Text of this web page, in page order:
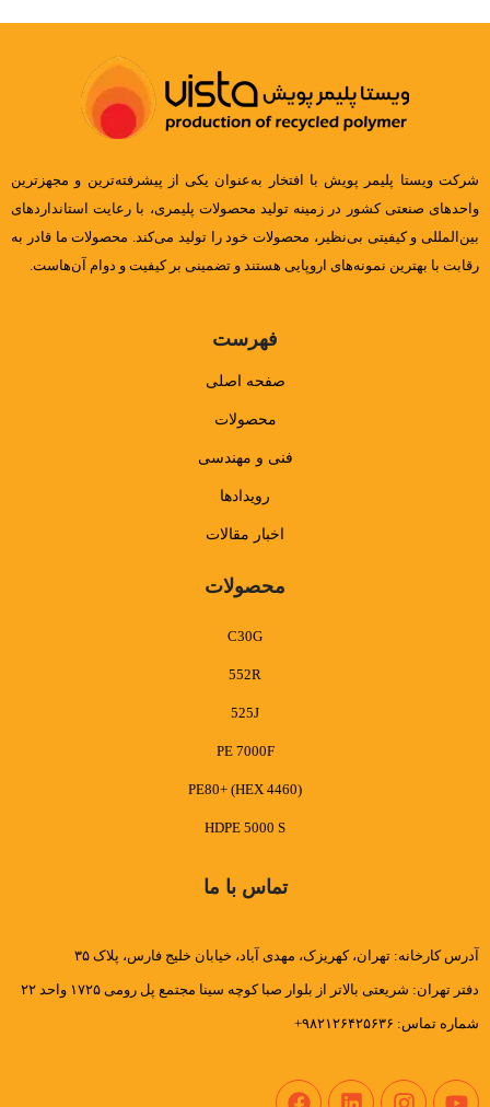
شرکت ویستا پلیمر پویش با افتخار به‌عنوان یکی از پیشرفته‌ترین و مجهزترین
واحدهای صنعتی کشور در زمینه تولید محصولات پلیمری، با رعایت استانداردهای
بین‌المللی و کیفیتی بی‌نظیر، محصولات خود را تولید می‌کند. محصولات ما قادر به
رقابت با بهترین نمونه‌های اروپایی هستند و تضمینی بر کیفیت و دوام آن‌هاست.
فهرست
صفحه اصلی
محصولات
فنی و مهندسی
رویدادها
اخبار مقالات
محصولات
C30G
552R
525J
PE 7000F
PE80+ (HEX 4460)
HDPE 5000 S
تماس با ما
آدرس کارخانه: تهران، کهریزک، مهدی آباد، خیابان خلیج فارس، پلاک ۳۵
دفتر تهران: شریعتی بالاتر از بلوار صبا کوچه سینا مجتمع پل رومی ۱۷۲۵ واحد ۲۲
شماره تماس: ۹۸۲۱۲۶۴۲۵۶۳۶+